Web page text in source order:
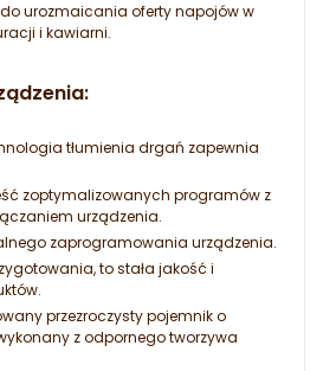
do urozmaicania oferty napojów w
i kawiarni.
tłumienia drgań zapewnia
zoptymalizowanych programów z
urządzenia.
zaprogramowania urządzenia.
to stała jakość i
przezroczysty pojemnik o
z odpornego tworzywa